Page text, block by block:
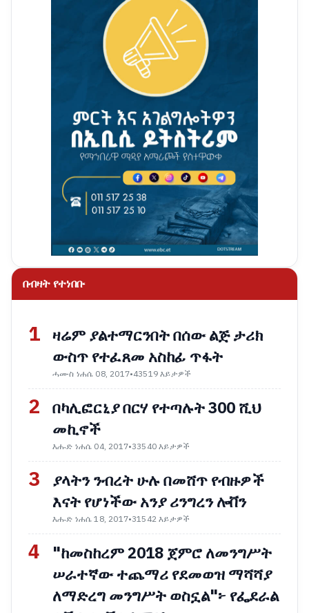
በብዛት የተነበቡ
1 ዛሬም ያልተማርንበት በሰው ልጅ ታሪክ
ውስጥ የተፈጸመ አስከፊ ጥፋት
ሓሙስ ነሐሴ 08, 2017•43519 እይታዎች
2 በካሊፎርኒያ በርሃ የተጣሉት 300 ሺህ
መኪኖች
እሑድ ነሐሴ 04, 2017•33540 እይታዎች
3
ያላትን ንብረት ሁሉ በመሸጥ የብዙዎች
እናት የሆነችው አንያ ሪንግረን ሎቨን
እሑድ ነሐሴ 18, 2017•31542 እይታዎች
4
"ከመስከረም 2018 ጀምሮ ለመንግሥት
ሠራተኛው ተጨማሪ የደመወዝ ማሻሻያ
ለማድረግ መንግሥት ወስኗል"፦ የፌደራል